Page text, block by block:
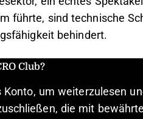
führte, sind technische
behindert.
Club?
Konto, um weiterzulesen
die mit